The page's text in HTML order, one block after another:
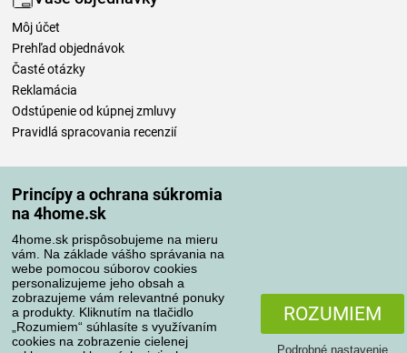
Princípy a ochrana súkromia
na 4home.sk
4home.sk prispôsobujeme na mieru
vám. Na základe vášho správania na
webe pomocou súborov cookies
personalizujeme jeho obsah a
zobrazujeme vám relevantné ponuky
a produkty. Kliknutím na tlačidlo
„Rozumiem“ súhlasíte s využívaním
cookies na zobrazenie cielenej
ROZUMIEM
Podrobné nastavenie
Môj účet
Prehľad objednávok
Časté otázky
Reklamácia
Odstúpenie od kúpnej zmluvy
Pravidlá spracovania recenzií
Spôsoby platby
Spoľahlivý obchod